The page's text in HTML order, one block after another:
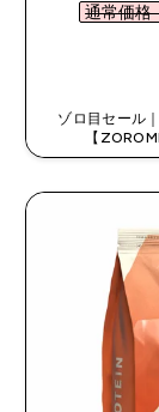
通常価格
ゾロ目セール
【